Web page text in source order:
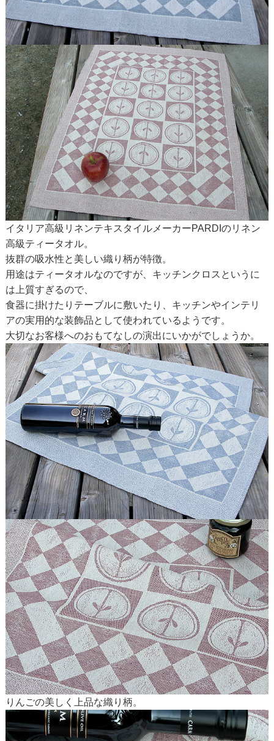
イタリア高級リネンテキスタイルメーカーPARDIのリネン
高級ティータオル。
抜群の吸水性と美しい織り柄が特徴。
用途はティータオルなのですが、キッチンクロスというに
は上質すぎるので、
食器に掛けたりテーブルに敷いたり、キッチンやインテリ
アの実用的な装飾品として使われているようです。
大切なお客様へのおもてなしの演出にいかがでしょうか。
りんごの美しく上品な織り柄。